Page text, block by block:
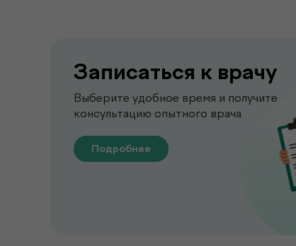
Записаться к врачу
Выберите удобное время и получите
консультацию опытного врача
Подробнее